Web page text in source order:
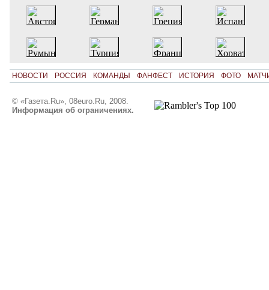
НОВОСТИ РОССИЯ КОМАНДЫ ФАНФЕСТ ИСТОРИЯ ФОТО
© «Газета.Ru», 08euro.Ru, 2008.
Информация об ограничениях.